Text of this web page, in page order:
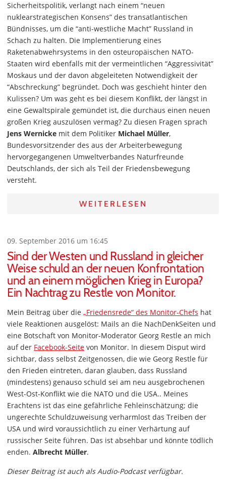
Sicherheitspolitik, verlangt nach einem “neuen
nuklearstrategischen Konsens” des transatlantischen
Bündnisses, um die “anti-westliche Macht” Russland in
Schach zu halten. Die Implementierung eines
Raketenabwehrsystems in den osteuropäischen NATO-
Staaten wird ebenfalls mit der vermeintlichen “Aggressivität”
Moskaus und der davon abgeleiteten Notwendigkeit der
“Abschreckung” begründet. Doch was geschieht hinter den
Kulissen? Um was geht es bei diesem Konflikt, der längst in
eine Gewaltspirale gemündet ist, die durchaus einen neuen
großen Krieg auszulösen vermag? Zu diesen Fragen sprach
Jens Wernicke mit dem Politiker Michael Müller,
Bundesvorsitzender des aus der Arbeiterbewegung
hervorgegangenen Umweltverbandes Naturfreunde
Deutschlands, der sich als Teil der Friedensbewegung
versteht.
WEITERLESEN
09. September 2016 um 16:45
Sind der Westen und Russland in gleicher
Weise schuld an der neuen Konfrontation
und an einem möglichen Krieg in Europa?
Ein Nachtrag zu Restle von Monitor.
Mein Beitrag über die „Friedensrede“ des Monitor-Chefs hat
viele Reaktionen ausgelöst: Mails an die NachDenkSeiten und
eine Botschaft von Monitor-Moderator Georg Restle an mich
auf der Facebook-Seite von Monitor. In diesem Disput wird
sichtbar, dass selbst Zeitgenossen, die wie Georg Restle für
den Frieden eintreten, daran glauben, dass Russland
(mindestens) genauso schuld sei am neu ausgebrochenen
West-Ost-Konflikt wie die NATO und die USA.. Meines
Erachtens ist das eine gefährliche Fehleinschätzung; die
ungerechte Schuldzuweisung verharmlost das Treiben der
USA und wird voraussichtlich zu einer Verhärtung auf
russischer Seite führen. Das ist absehbar und könnte tödlich
enden. Albrecht Müller.
Dieser Beitrag ist auch als Audio-Podcast verfügbar.